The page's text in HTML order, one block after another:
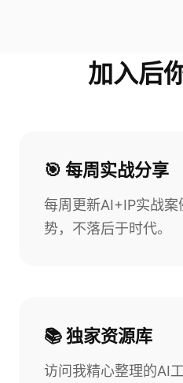
加入后
🎯 每周实战分享
每周更新AI+IP实战
势，不落后于时代。
📚 独家资源库
访问我精心整理的AI